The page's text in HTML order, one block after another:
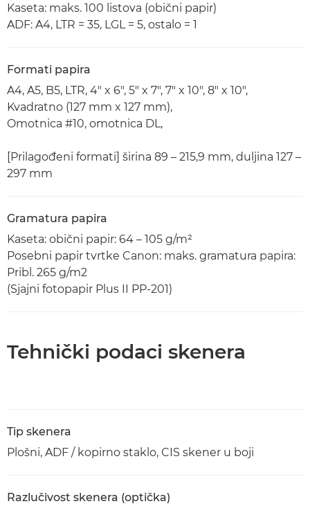
Kaseta: maks. 100 listova (obični papir)
ADF: A4, LTR = 35, LGL = 5, ostalo = 1
Formati papira
A4, A5, B5, LTR, 4" x 6", 5" x 7", 7" x 10", 8" x 10",
Kvadratno (127 mm x 127 mm),
Omotnica #10, omotnica DL,
[Prilagođeni formati] širina 89 – 215,9 mm, duljina 127 –
297 mm
Gramatura papira
Kaseta: obični papir: 64 – 105 g/m²
Posebni papir tvrtke Canon: maks. gramatura papira:
Pribl. 265 g/m2
(Sjajni fotopapir Plus II PP-201)
Tehnički podaci skenera
Tip skenera
Plošni, ADF / kopirno staklo, CIS skener u boji
Razlučivost skenera (optička)